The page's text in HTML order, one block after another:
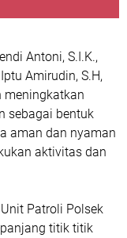
Antoni, S.I.K.,
Amirudin, S.H,
meningkatkan
sebagai bentuk
aman dan nyaman
aktivitas dan
Patroli Polsek
titik titik